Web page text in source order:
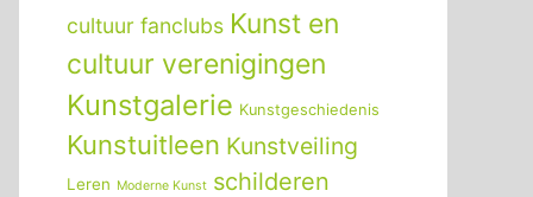
cultuur fanclubs Kunst en
cultuur verenigingen
Kunstgalerie Kunstgeschiedenis
Kunstuitleen Kunstveiling
Leren Moderne Kunst schilderen